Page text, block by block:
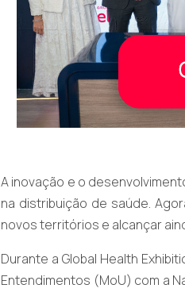
A inovação e o
na distribuição de saúde.
novos territórios e alcançar
Durante a Global Health
Entendimentos (MoU) com a